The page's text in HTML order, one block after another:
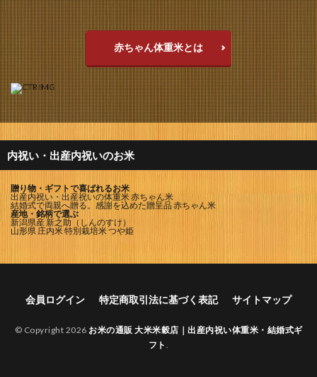
赤ちゃん体重米とは
内祝い・出産内祝いのお米
贈り物・ギフトで喜ばれるお米
出産内祝い・出産祝いの体重米 赤ちゃん米
結婚式で両親へ贈る。感謝を込めた贈呈品 赤ちゃん米
産地・銘柄で選ぶ
新潟県産 新之助（しんのすけ）
山形県 庄内米 特別栽培米 つや姫
会員ログイン 特定商取引法に基づく表記 サイトマップ
© Copyright 2026 お米の通販 大米米穀店｜出産内祝い体重米・結婚式ギ
フト .